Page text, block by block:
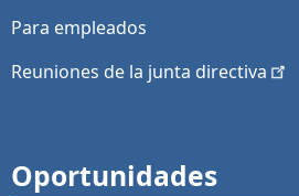
Para empleados
Reuniones de la junta directiva
Oportunidades